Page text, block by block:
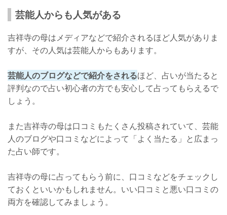
芸能人からも人気がある
吉祥寺の母はメディアなどで紹介されるほど人気がありま
すが、その人気は芸能人からもあります。
芸能人のブログなどで紹介をされるほど、占いが当たると
評判なので占い初心者の方でも安心して占ってもらえるで
しょう。
また吉祥寺の母は口コミもたくさん投稿されていて、芸能
人のブログや口コミなどによって「よく当たる」と広まっ
た占い師です。
吉祥寺の母に占ってもらう前に、口コミなどをチェックし
ておくといいかもしれません。いい口コミと悪い口コミの
両方を確認してみましょう。